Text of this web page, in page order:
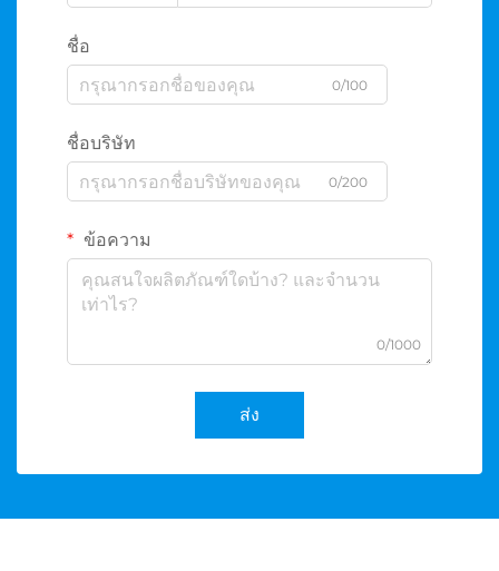
ชื่อ
0/100
ชื่อบริษัท
0/200
ข้อความ
0/1000
ส่ง